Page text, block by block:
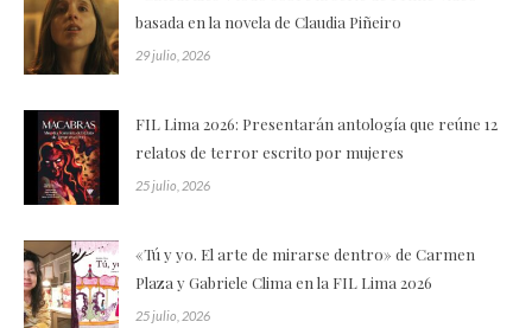
basada en la novela de Claudia Piñeiro
29 julio, 2026
FIL Lima 2026: Presentarán antología que reúne 12
relatos de terror escrito por mujeres
25 julio, 2026
«Tú y yo. El arte de mirarse dentro» de Carmen
Plaza y Gabriele Clima en la FIL Lima 2026
25 julio, 2026